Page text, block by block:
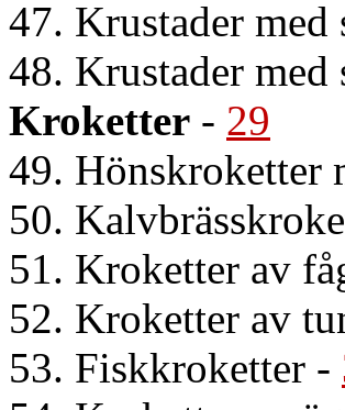
47. Krustader
48. Krustader
Kroketter - 29
49. Hönskroketter
50.
51. Kroketter av
52. Kroketter av
53. Fiskkroketter -